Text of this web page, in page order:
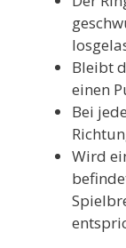
Bleibt
einen
Bei
Wird